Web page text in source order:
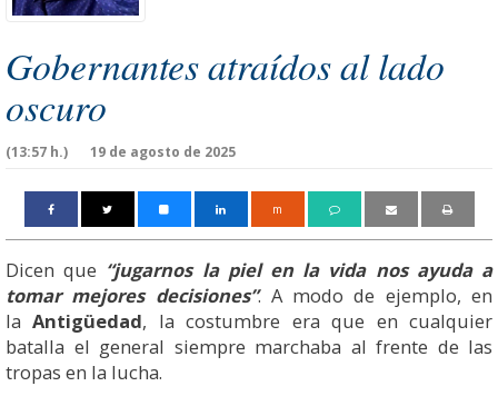
Gobernantes atraídos al lado
oscuro
19 de agosto de 2025
(13:57 h.)
m
Dicen que “jugarnos la piel en la vida nos ayuda a
tomar mejores decisiones”. A modo de ejemplo, en
laAntigüedad, la costumbre era que en cualquier
batalla el general siempre marchaba al frente de las
tropas en la lucha.